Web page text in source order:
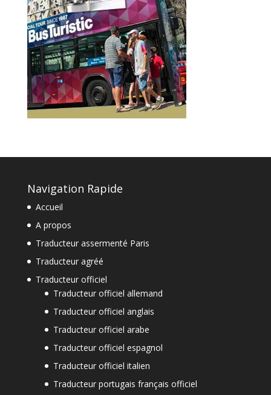
Navigation Rapide
Accueil
A propos
Traducteur assermenté Paris
Traducteur agréé
Traducteur officiel
Traducteur officiel allemand
Traducteur officiel anglais
Traducteur officiel arabe
Traducteur officiel espagnol
Traducteur officiel italien
Traducteur portugais français officiel